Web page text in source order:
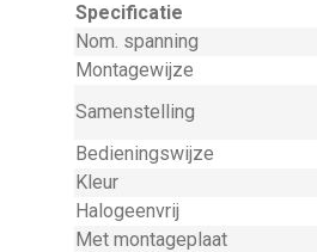
Specificatie
Nom. spanning
Montagewijze
Samenstelling
Bedieningswijze
Kleur
Halogeenvrij
Met montageplaat